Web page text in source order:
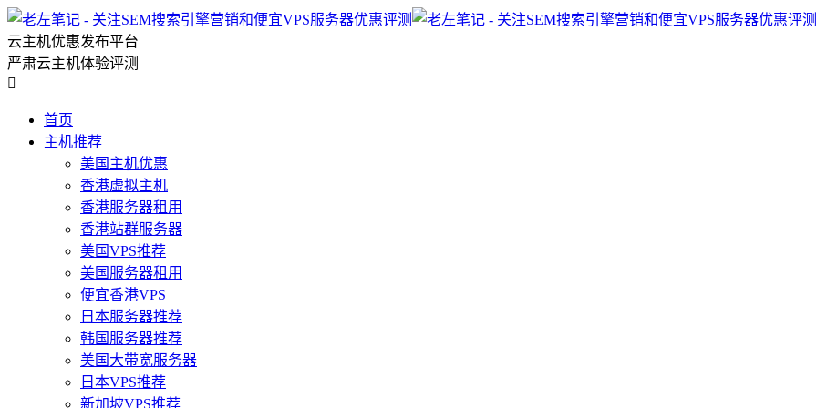
云主机优惠发布平台
严肃云主机体验评测

首页
主机推荐
美国主机优惠
香港虚拟主机
香港服务器租用
香港站群服务器
美国VPS推荐
美国服务器租用
便宜香港VPS
日本服务器推荐
韩国服务器推荐
美国大带宽服务器
日本VPS推荐
新加坡VPS推荐